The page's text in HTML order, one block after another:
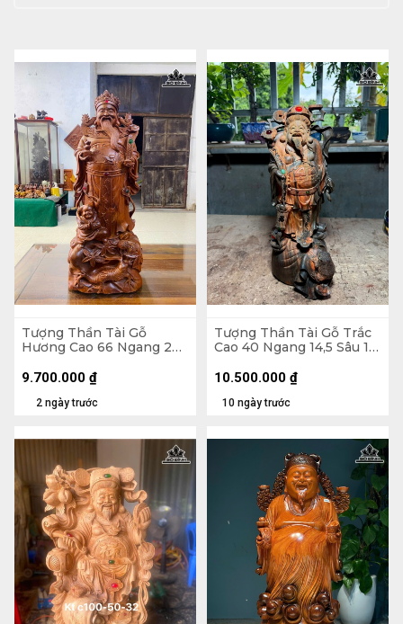
Tượng Thần Tài Gỗ
Hương Cao 66 Ngang 26
2 ngày trước
9.700.000 ₫
Tượng Thần Tài Gỗ Trắc
Cao 40 Ngang 14,5 Sâu 17
10 ngày trước
10.500.000 ₫